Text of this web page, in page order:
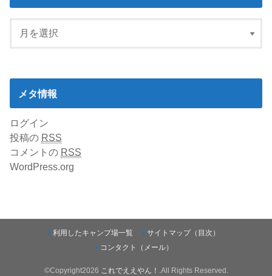
メタ情報
ログイン
投稿の RSS
コメントの RSS
WordPress.org
利用したキャンプ場一覧
サイトマップ（目次）
コンタクト（メール）
©Copyright2026 これでええやん！ .All Rights Reserved.